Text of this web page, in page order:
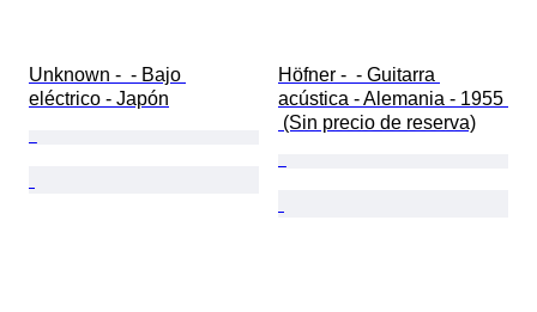
Unknown -  - Bajo
eléctrico - Japón
Höfner -  - Guitarra
acústica - Alemania - 1955
(Sin precio de reserva)